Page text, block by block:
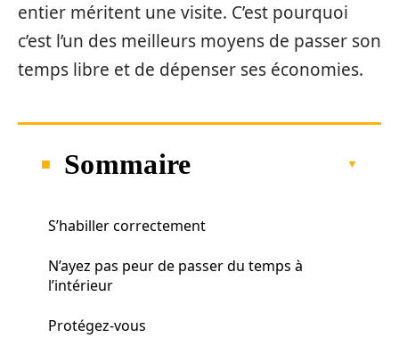
entier méritent une visite. C’est pourquoi
c’est l’un des meilleurs moyens de passer son
temps libre et de dépenser ses économies.
Sommaire
S’habiller correctement
N’ayez pas peur de passer du temps à
l’intérieur
Protégez-vous